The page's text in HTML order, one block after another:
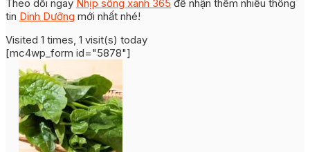
Theo dõi ngay Nhịp sống xanh 365 để nhận thêm nhiều thông
tin Dinh Dưỡng mới nhất nhé!
Visited 1 times, 1 visit(s) today
[mc4wp_form id="5878"]